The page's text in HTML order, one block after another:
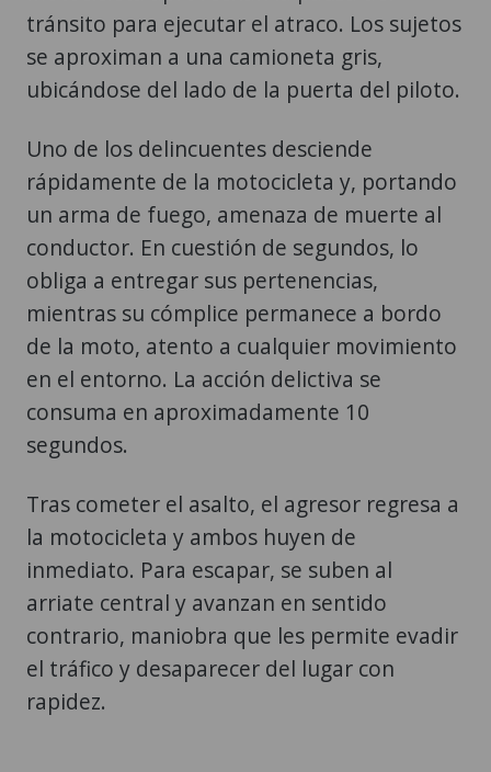
tránsito para ejecutar el atraco. Los sujetos
se aproximan a una camioneta gris,
ubicándose del lado de la puerta del piloto.
Uno de los delincuentes desciende
rápidamente de la motocicleta y, portando
un arma de fuego, amenaza de muerte al
conductor. En cuestión de segundos, lo
obliga a entregar sus pertenencias,
mientras su cómplice permanece a bordo
de la moto, atento a cualquier movimiento
en el entorno. La acción delictiva se
consuma en aproximadamente 10
segundos.
Tras cometer el asalto, el agresor regresa a
la motocicleta y ambos huyen de
inmediato. Para escapar, se suben al
arriate central y avanzan en sentido
contrario, maniobra que les permite evadir
el tráfico y desaparecer del lugar con
rapidez.